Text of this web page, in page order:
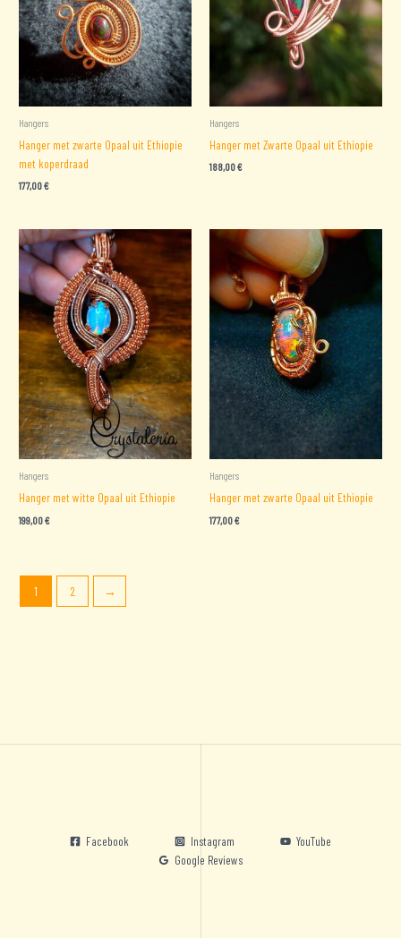
Hangers
Hanger met zwarte Opaal uit Ethiopie
met koperdraad
177,00€
Hangers
Hanger met Zwarte Opaal uit Ethiopie
188,00€
Hangers
Hanger met witte Opaal uit Ethiopie
199,00€
Hangers
Hanger met zwarte Opaal uit Ethiopie
177,00€
1 2 →
Facebook Instagram
YouTube
Google Reviews